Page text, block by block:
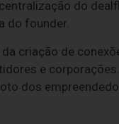
do
do founder.
criação de
e
dos